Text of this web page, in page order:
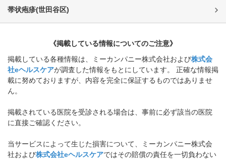
帯状疱疹(世田谷区)
《掲載している情報についてのご注意》
掲載している各種情報は、ミーカンパニー株式会社および株式会
社eヘルスケアが調査した情報をもとにしています。 正確な情報掲
載に努めておりますが、内容を完全に保証するものではありませ
ん。
掲載されている医院を受診される場合は、事前に必ず該当の医院
に直接ご確認ください。
当サービスによって生じた損害について、ミーカンパニー株式会
社および株式会社eヘルスケアではその賠償の責任を一切負わない